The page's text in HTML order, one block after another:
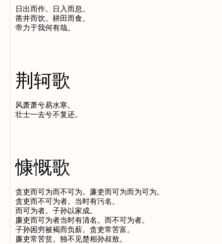
日出而作。日入而息。
凿井而饮。耕田而食。
荆轲歌
风萧萧兮易水寒。
慷慨歌
贪吏而可为而不可为。廉吏而可为而为可为。
贪吏而不可为者。当时有污名。
而可为者。子孙以家成。
廉吏而可为者当时有清名。而不可为者。
子孙困穷被褐而负薪。贪吏常苦富。
廉吏常苦贫。独不见楚相孙叔敖。